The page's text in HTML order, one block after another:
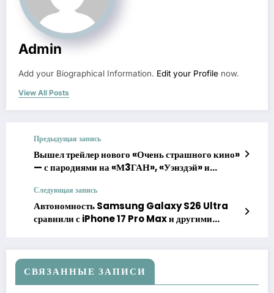
Admin
Add your Biographical Information. Edit your Profile now.
View All Posts
Предыдущая запись
Вышел трейлер нового «Очень страшного кино»
— с пародиями на «М3ГАН», «Уэнздэй» и
Следующая запись
Автономность Samsung Galaxy S26 Ultra
сравнили с iPhone 17 Pro Max и другими
СВЯЗАННЫЕ ЗАПИСИ